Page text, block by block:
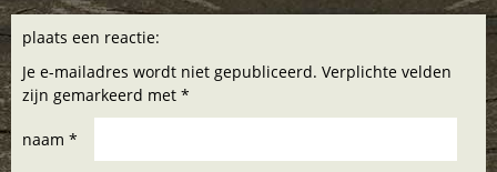
plaats een reactie:
Je e-mailadres wordt niet gepubliceerd. Verplichte velden
zijn gemarkeerd met *
naam *